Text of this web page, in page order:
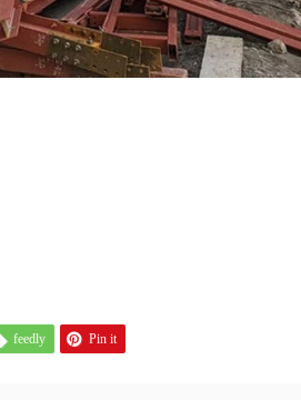
feedly Pin it